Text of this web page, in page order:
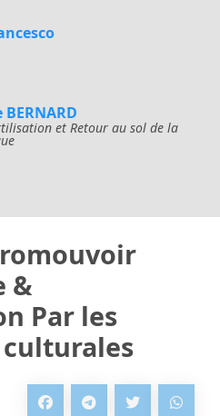
et Retour au sol de la
&
Par les